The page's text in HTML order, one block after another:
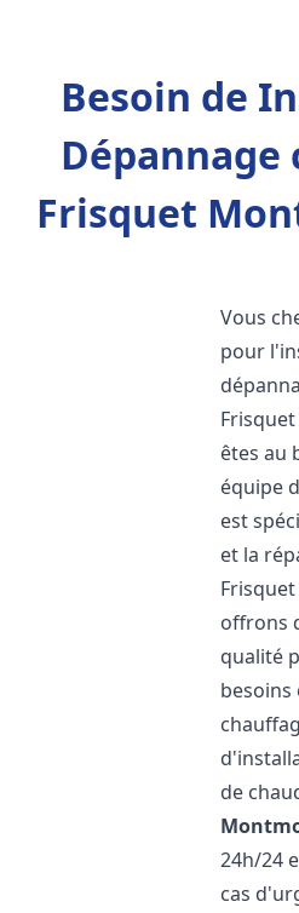
Besoin de
Dépannage
Frisquet
Vous
pour
Frisquet
êtes au
équipe
est
et la
Frisquet
offrons
qualité
besoins
de
24h/24
cas